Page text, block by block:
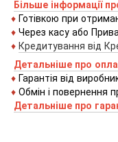
Більше інформації
♦ Готівкою при
♦ Через касу або
♦ Кредитування від
Детальніше про
♦ Гарантія від
♦ Обмін і повернення
Детальніше про